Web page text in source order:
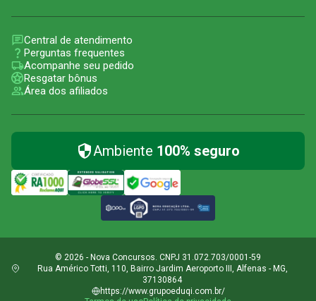
Central de atendimento
Perguntas frequentes
Acompanhe seu pedido
Resgatar bônus
Área dos afiliados
Ambiente 100% seguro
© 2026 - Nova Concursos. CNPJ 31.072.703/0001-59
Rua Américo Totti, 110, Bairro Jardim Aeroporto III, Alfenas - MG,
37130864
https://www.grupoeduqi.com.br/